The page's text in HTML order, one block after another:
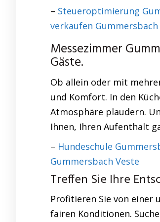
– Steueroptimierung
verkaufen Gummersbach
Messezimmer
Gäste.
Ob allein oder mit
und Komfort. In den
Atmosphäre plaudern.
Ihnen, Ihren Aufenthalt
– Hundeschule
Gummersbach Veste
Treffen Sie Ihre
Profitieren Sie von einer
fairen Konditionen.